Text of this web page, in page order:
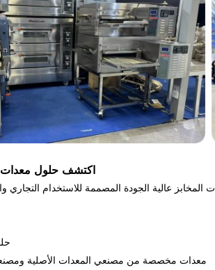
اكتشف حلول معدات
معدات مخصصة من مصنعي المعدات الأصلية